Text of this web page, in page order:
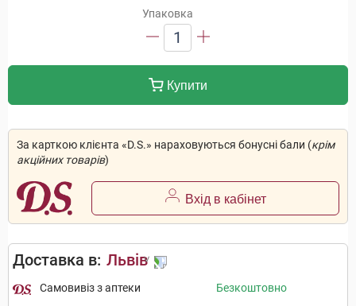
Упаковка
1
Купити
За карткою клієнта «D.S.» нараховуються бонусні бали (крім
акційних товарів)
Вхід в кабінет
Доставка в: Львів
Самовивіз з аптеки Безкоштовно